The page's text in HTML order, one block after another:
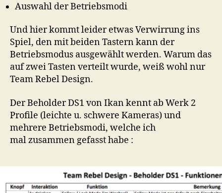
Auswahl der Betriebsmodi
Und hier kommt leider etwas Verwirrung ins
Spiel, den mit beiden Tastern kann der
Betriebsmodus ausgewählt werden. Warum das
auf zwei Tasten verteilt wurde, weiß wohl nur
Team Rebel Design.
Der Beholder DS1 von Ikan kennt ab Werk 2
Profile (leichte u. schwere Kameras) und
mehrere Betriebsmodi, welche ich
mal zusammen gefasst habe :